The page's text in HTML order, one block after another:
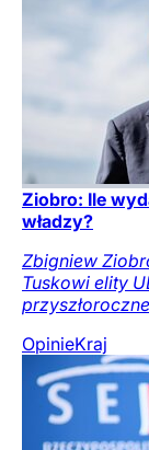
Ziobro: Ile
władzy?
Zbigniew
Tuskowi elity
OpinieKraj